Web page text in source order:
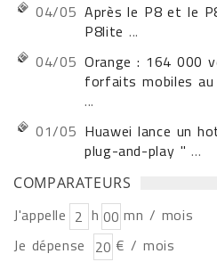
04/05 Après le P8 et le
P8lite ...
04/05 Orange : 164 000
forfaits mobiles
...
01/05 Huawei lance un
plug-and-play " ...
COMPARATEURS
J'appelle h
mn / mois
Je dépense
€ / mois